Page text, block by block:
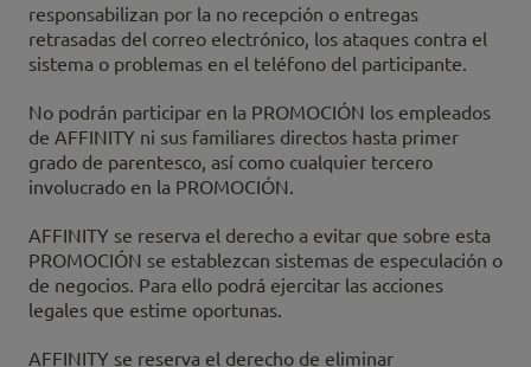
responsabilizan por la no recepción o entregas
retrasadas del correo electrónico, los ataques contra el
sistema o problemas en el teléfono del participante.
No podrán participar en la PROMOCIÓN los empleados
de AFFINITY ni sus familiares directos hasta primer
grado de parentesco, así como cualquier tercero
involucrado en la PROMOCIÓN.
AFFINITY se reserva el derecho a evitar que sobre esta
PROMOCIÓN se establezcan sistemas de especulación o
de negocios. Para ello podrá ejercitar las acciones
legales que estime oportunas.
AFFINITY se reserva el derecho de eliminar